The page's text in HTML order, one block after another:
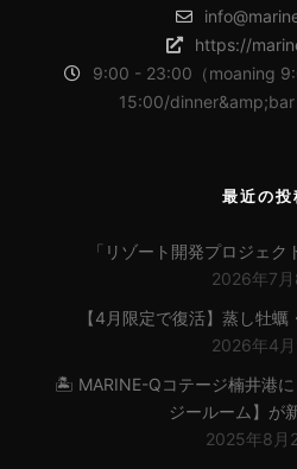
https://
9:00 - 23:00（moaning
15:00/dinner&amp;bar
最近の投
「リゾート開発プロジェ
2026年7月
【4月限定で復活】蒸し牡
2026年4月
🏝 MARINE-Qコテージ楠井港
ジールーム】が
2025年8月